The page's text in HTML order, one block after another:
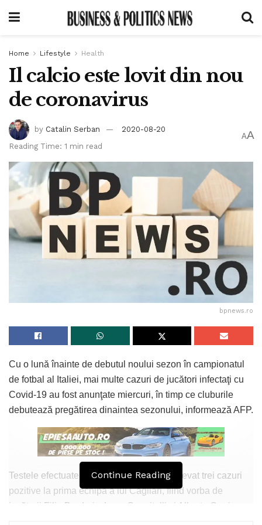
Home Lifestyle Health
Il calcio este lovit din nou
de coronavirus
by Catalin Serban
2020-08-20
Reading Time: 1 min read
AA
bpnews.ro
Cu o lună înainte de debutul noului sezon în campionatul
de fotbal al Italiei, mai multe cazuri de jucători infectaţi cu
Covid-19 au fost anunţate miercuri, în timp ce cluburile
debutează pregătirea dinaintea sezonului, informează AFP.
Testele efectuate în vederea reluării au relevat trei cazuri
pozitive la prima echipă a lui Cagliari, fiind vorba de
jucătorii Filip Bradaric, Luca Ceppitelli şi Alberto Cerri,
Continue Reading